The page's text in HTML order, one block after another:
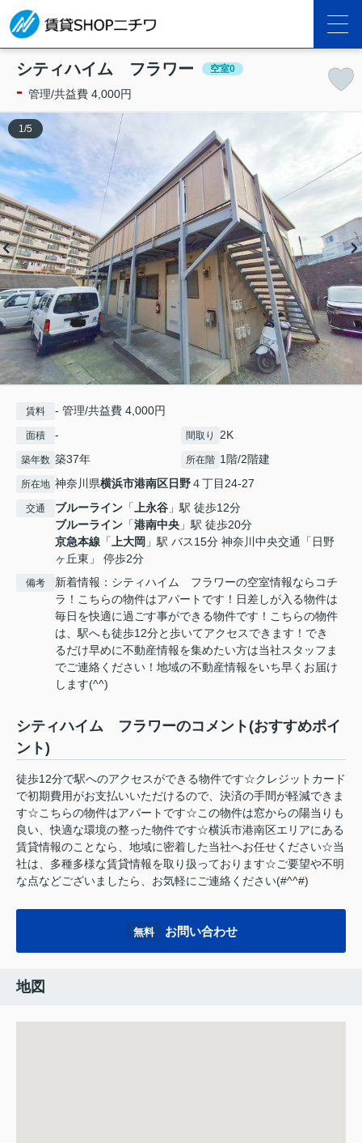
シティハイム フラワー 空室0
- 管理/共益費 4,000円
1 /5
賃料 - 管理/共益費 4,000円
面積 - 間取り 2K
築年数 築37年 所在階 1階/2階建
所在地 神奈川県横浜市港南区日野４丁目24-27
交通 ブルーライン 「 上永谷 」駅 徒歩12分
ブルーライン 「港南中央 」駅 徒歩20分
京急本線 「 上大岡 」駅 バス15分 神奈川中央交通「日野
ヶ丘東」 停歩2分
備考
新着情報：シティハイム フラワーの空室情報ならコチ
ラ！こちらの物件はアパートです！日差しが入る物件は
毎日を快適に過ごす事ができる物件です！こちらの物件
は、駅へも徒歩12分と歩いてアクセスできます！でき
るだけ早めに不動産情報を集めたい方は当社スタッフま
でご連絡ください！地域の不動産情報をいち早くお届け
します(^^)
シティハイム フラワーのコメント(おすすめポイ
ント)
徒歩12分で駅へのアクセスができる物件です☆クレジットカード
で初期費用がお支払いいただけるので、決済の手間が軽減できま
す☆こちらの物件はアパートです☆この物件は窓からの陽当りも
良い、快適な環境の整った物件です☆横浜市港南区エリアにある
賃貸情報のことなら、地域に密着した当社へお任せください☆当
社は、多種多様な賃貸情報を取り扱っております☆ご要望や不明
な点などございましたら、お気軽にご連絡ください(#^^#)
無料 お問い合わせ
地図